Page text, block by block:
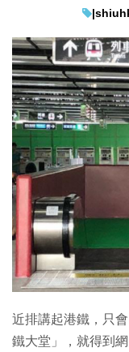
EduTech
IT Times
生成式AI與雲端應用
Enterprise Digital
特集
|
近排講起港鐵，只
鐵大堂」，就得到